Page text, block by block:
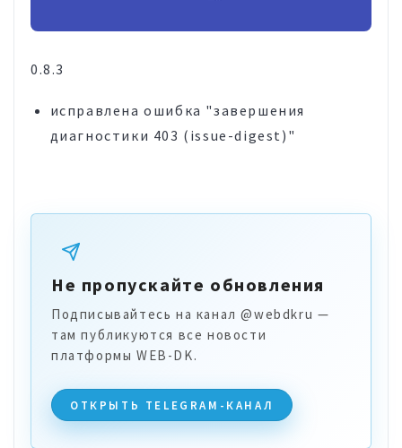
0.8.3
исправлена ошибка "завершения
диагностики 403 (issue-digest)"
Не пропускайте обновления
Подписывайтесь на канал @webdkru —
там публикуются все новости
платформы WEB-DK.
ОТКРЫТЬ TELEGRAM-КАНАЛ